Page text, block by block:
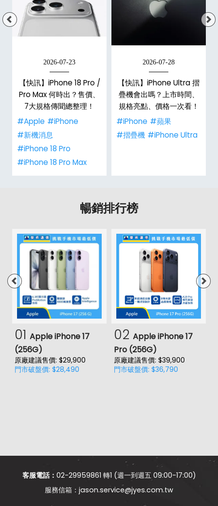
2026-07-23
【快訊】iPhone 18 Pro /
Pro Max 何時出？售價、
7大規格傳聞總整理！
#Apple #iPhone
#新機消息
#iPhone 18 Pro
#iPhone 18 Pro Max
2026-07-28
【快訊】iPhone Ultra 摺
疊機會出嗎？上市時間、
規格亮點、價格一次看！
#iPhone #蘋果
#摺疊機 #iPhone Ultra
暢銷排行榜
01 Apple iPhone 17
(256G)
原廠建議售價: $29,900
門市破盤價: $28,490
02 Apple iPhone 17
Pro (256G)
原廠建議售價: $39,900
門市破盤價: $36,790
客服電話： 02-29959861 轉1 (週一到週五 09:00-17:00)
jason.service@jyes.com.tw